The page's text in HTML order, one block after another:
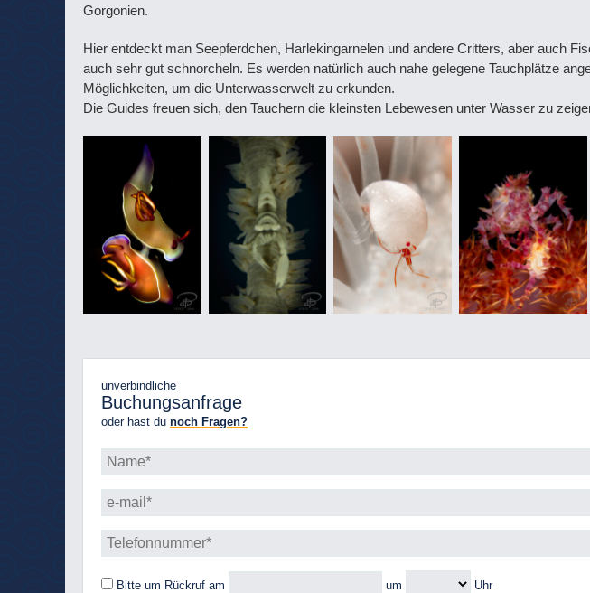
Gorgonien.
Hier entdeckt man Seepferdchen, Harlekingarnelen und andere Critters, aber auch
auch sehr gut schnorcheln. Es werden natürlich auch nahe gelegene Tauchplätze
Möglichkeiten, um die Unterwasserwelt zu erkunden.
Die Guides freuen sich, den Tauchern die kleinsten Lebewesen unter Wasser zu
unverbindliche
Buchungsanfrage
oder hast du noch Fragen?
Bitte um Rückruf am um Uhr